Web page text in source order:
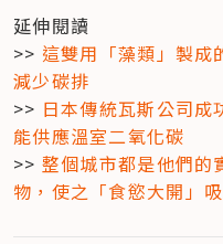
延伸閱讀
>> 這雙用「藻類」製成
減少碳排
>> 日本傳統瓦斯公司成
能供應溫室二氧化碳
>> 整個城市都是他們的
物，使之「食慾大開」